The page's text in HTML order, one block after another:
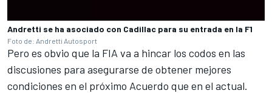
Andretti se ha asociado con Cadillac para su entrada en la F1
Foto de: Andretti Autosport
Pero es obvio que la FIA va a hincar los codos en las
discusiones para asegurarse de obtener mejores
condiciones en el próximo Acuerdo que en el actual.